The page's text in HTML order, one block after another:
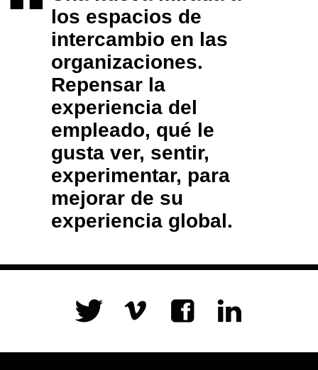
los espacios de
intercambio en las
organizaciones.
Repensar la
experiencia del
empleado, qué le
gusta ver, sentir,
experimentar, para
mejorar de su
experiencia global.